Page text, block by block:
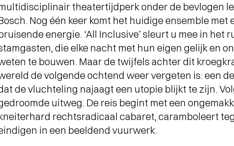
theatertijdperk onder de bevlogen
Nog één keer komt het huidige ensemble
energie. ‘All Inclusive’ sleurt u mee in het
die elke nacht met hun eigen gelijk en
te bouwen. Maar de twijfels achter dit
de volgende ochtend weer vergeten is: een
de vluchteling najaagt een utopie blijkt te zijn.
uitweg. De reis begint met een
rechtsradicaal cabaret, caramboleert
in een beeldend vuurwerk.